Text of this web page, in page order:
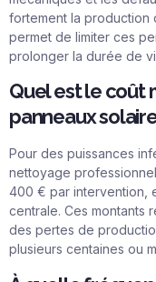
fortement la production
permet de limiter ces
prolonger la durée de
Quel est le coût
panneaux
Pour des puissances
nettoyage
400 € par intervention,
centrale. Ces montants
des pertes de
plusieurs centaines ou